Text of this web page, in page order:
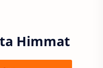
Himmat